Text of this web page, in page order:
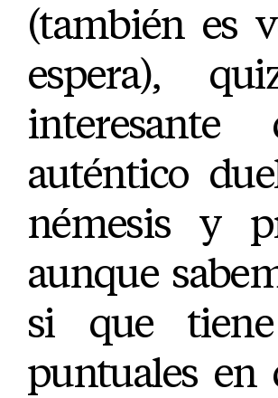
(también es
espera),
auténtico
némesis y
aunque
si que tiene
puntuales en